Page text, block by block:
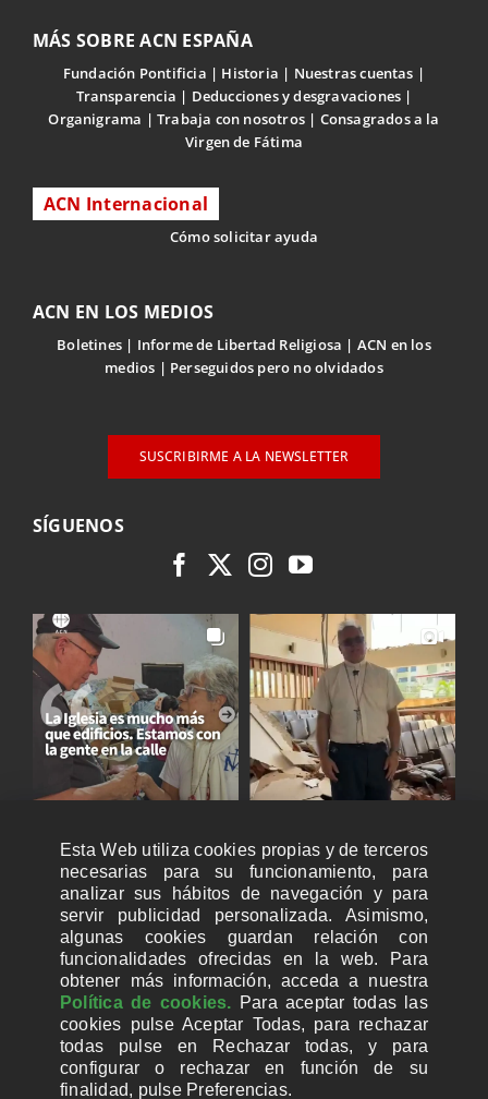
MÁS SOBRE ACN ESPAÑA
Fundación Pontificia Historia
Nuestras cuentas
Transparencia
Deducciones y desgravaciones
Organigrama
Trabaja con nosotros
Consagrados a la
Virgen de Fátima
ACN Internacional
Cómo solicitar ayuda
ACN EN LOS MEDIOS
Boletines Informe de Libertad Religiosa
ACN en los
medios
Perseguidos pero no olvidados
SUSCRIBIRME A LA NEWSLETTER
SÍGUENOS
Esta Web utiliza cookies propias y de terceros
necesarias para su funcionamiento, para
analizar sus hábitos de navegación y para
servir publicidad personalizada. Asimismo,
algunas cookies guardan relación con
funcionalidades ofrecidas en la web. Para
obtener más información, acceda a nuestra
Política de cookies. Para aceptar todas las
cookies pulse Aceptar Todas, para rechazar
todas pulse en Rechazar todas, y para
configurar o rechazar en función de su
finalidad, pulse Preferencias.